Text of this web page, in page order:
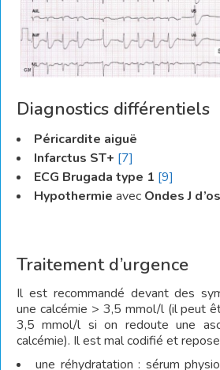
Diagnostics différentiels
Péricardite aiguë
Infarctus ST+ [7]
ECG Brugada type 1 [9]
Hypothermie avec Ondes J
Traitement d’urgence
Il est recommandé devant des
une calcémie > 3,5 mmol/l (il peut
3,5 mmol/l si on redoute une
calcémie). Il est mal codifié et
une réhydratation : sérum